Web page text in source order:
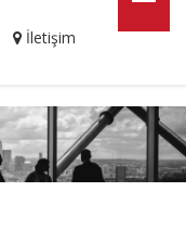
İletişim